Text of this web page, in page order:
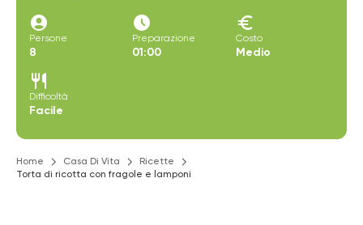
account_circle
Persone
8
access_time_filled
Preparazione
01:00
euro
Costo
Medio
restaurant
Difficoltà
Facile
Home Casa Di Vita
Ricette
Torta di ricotta con fragole e lamponi